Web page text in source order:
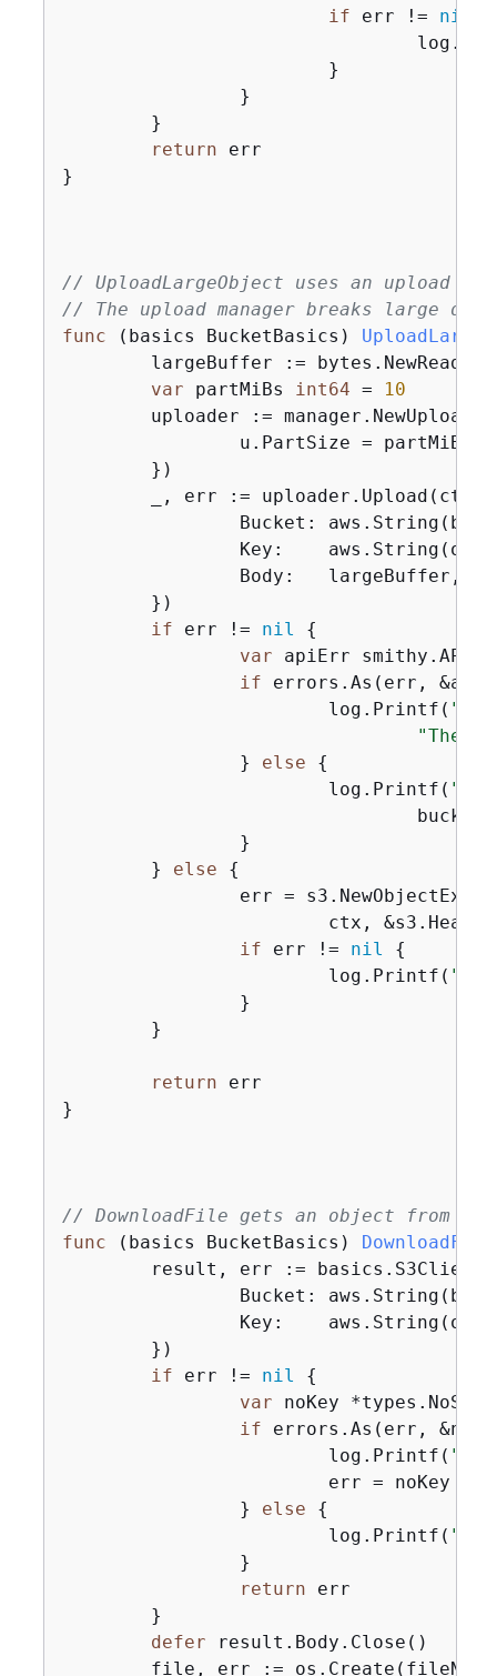
if err != nil
return err
}
// UploadLargeObject uses an upload
// The upload manager breaks large
func
(basics BucketBasics)
var partMiBs int64 =
10
uploader :=
u.PartSize = partMiBs
_, err := uploader.Upload(ctx,
if err != nil
{
var apiErr
if errors.As(err,
			log.Printf(
"The
		}
else
{
			log.Printf(
	}
else
{
ctx,
if err != nil
{
			log.Printf(
return err
}
// DownloadFile gets an object from
func
(basics BucketBasics) DownloadFile
result, err :=
if err != nil
{
var noKey
if errors.As(err,
			log.Printf(
		}
else
{
			log.Printf(
return err
defer result.Body.Close()